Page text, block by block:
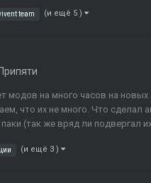
team (и ещё 5 )
модов на много часов на новых
что их не много. Что сделал
(так же вряд ли подвергал
(и ещё 3 )